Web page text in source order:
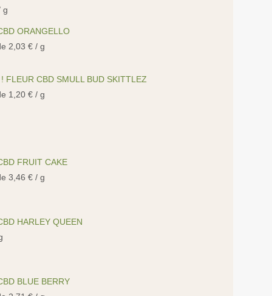
g
ORANGELLO
2,03 € / g
FLEUR CBD SMULL BUD SKITTLEZ
1,20 € / g
FRUIT CAKE
3,46 € / g
HARLEY QUEEN
BLUE BERRY